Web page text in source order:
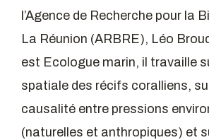
l’Agence de Recherche pour la
La Réunion (ARBRE), Léo
est Ecologue marin, il travaille
spatiale des récifs coralliens,
causalité entre pressions
(naturelles et anthropiques) et